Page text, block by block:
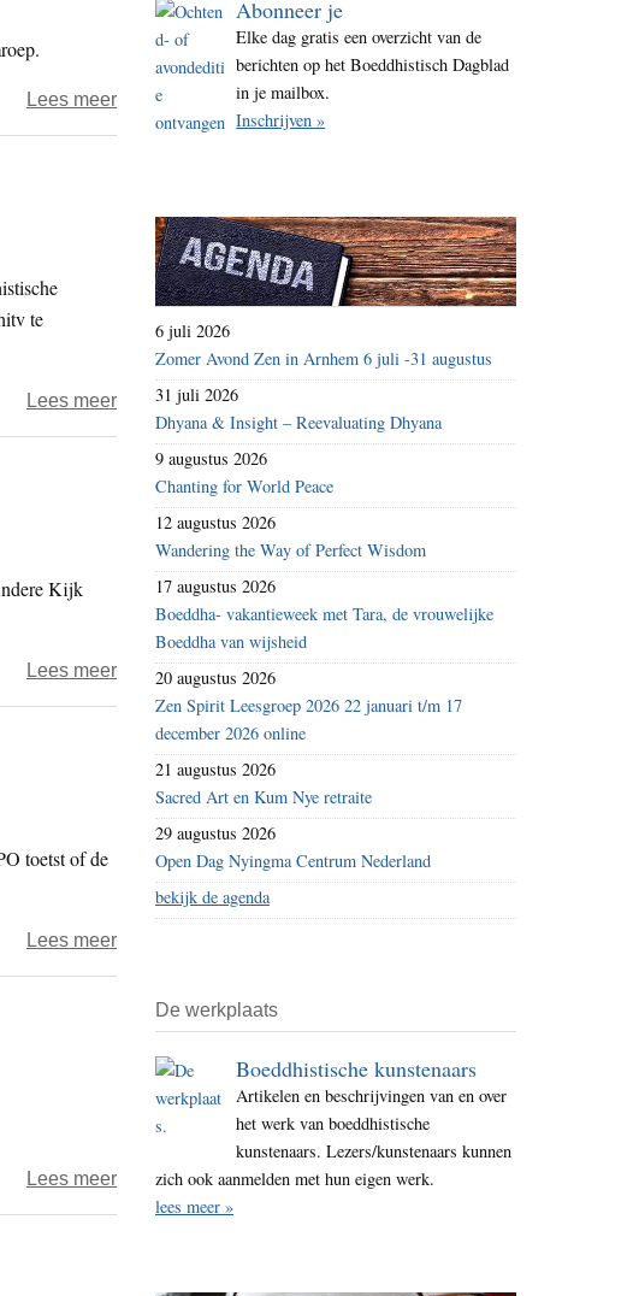
i
t
Lees meerover
digitale
kanalen
boeddhistische
omroepvereniging
te
Lees meerover
boeddhistische
nieuwe
naam
boeddhistische
televisie
Kijk
Lees meerover
andere
toetst of de
Lees meerover
omroep
KRO-
Lees meerover
Allen
Abonneer je
Elke dag gratis een overzicht van de
berichten op het Boeddhistisch Dagblad
in je mailbox.
Inschrijven »
6 juli 2026
Zomer Avond Zen in Arnhem 6 juli -31 augustus
31 juli 2026
Dhyana & Insight – Reevaluating Dhyana
9 augustus 2026
Chanting for World Peace
12 augustus 2026
Wandering the Way of Perfect Wisdom
17 augustus 2026
Boeddha- vakantieweek met Tara, de vrouwelijke
Boeddha van wijsheid
20 augustus 2026
Zen Spirit Leesgroep 2026 22 januari t/m 17
december 2026 online
21 augustus 2026
Sacred Art en Kum Nye retraite
29 augustus 2026
Open Dag Nyingma Centrum Nederland
bekijk de agenda
De werkplaats
Boeddhistische kunstenaars
Artikelen en beschrijvingen van en over
het werk van boeddhistische
kunstenaars. Lezers/kunstenaars kunnen
zich ook aanmelden met hun eigen werk.
lees meer »